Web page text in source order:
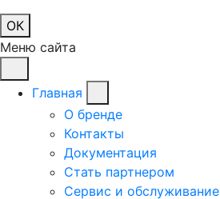
ОК
Меню сайта
Главная
О бренде
Контакты
Документация
Стать партнером
Сервис и обслуживание